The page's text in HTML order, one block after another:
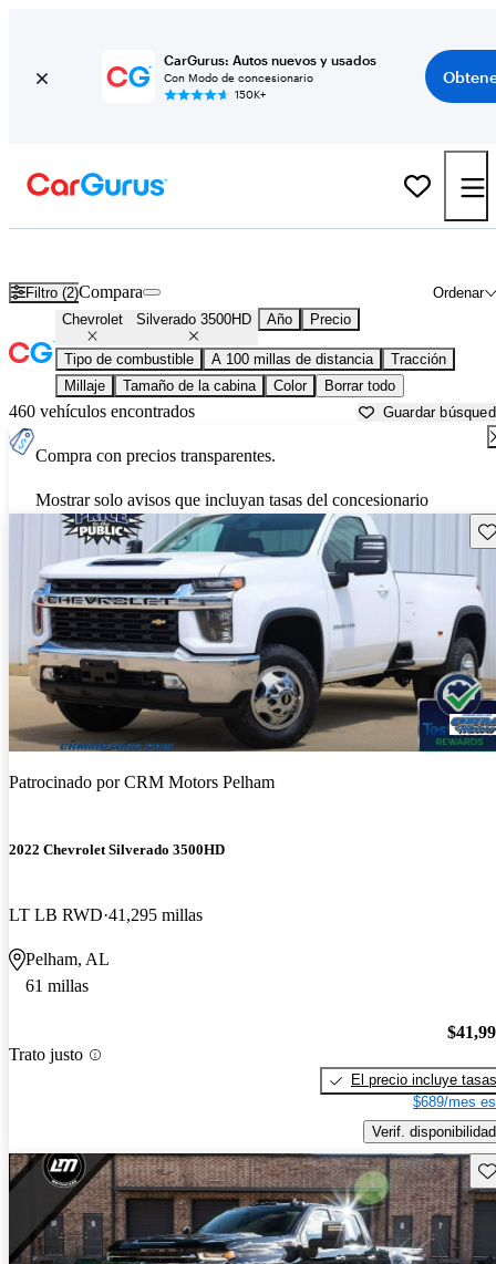
CarGurus: Autos nuevos y usados
Con Modo de concesionario
150K+
Filtro (2) Ordenar
Compara
Chevrolet Silverado 3500HD Año Precio
Tipo de combustible A 100 millas de distancia
Tracción
Millaje
Tamaño de la cabina Color Borrar todo
460 vehículos encontrados Guardar
Compra con precios transparentes.
Mostrar solo avisos que incluyan tasas del concesionario
Patrocinado porCRM Motors Pelham
2022 Chevrolet Silverado 3500HD
LT LB RWD 41,295 millas
Pelham, AL
61 millas
Trato justo
El precio incluye tasas
$689/mes
Verif. disponibilidad